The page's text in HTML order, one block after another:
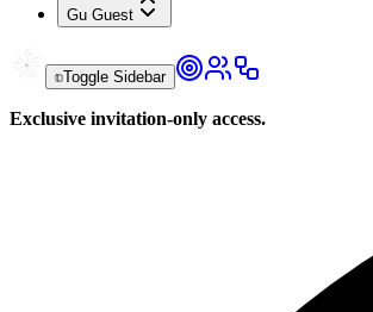
Gu Guest
Toggle Sidebar
Exclusive invitation-only access.